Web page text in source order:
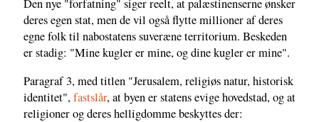
Den nye "forfatning" siger reelt, at palæstinenserne ønsker
deres egen stat, men de vil også flytte millioner af deres
egne folk til nabostatens suveræne territorium. Beskeden
er stadig: "Mine kugler er mine, og dine kugler er mine".
Paragraf 3, med titlen "Jerusalem, religiøs natur, historisk
identitet",fastslår, at byen er statens evige hovedstad, og at
religioner og deres helligdomme beskyttes der: